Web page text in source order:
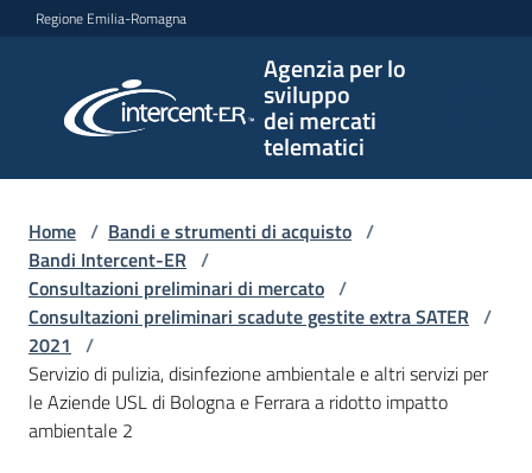
Vai al contenuto
Vai alla navigazione
Vai al footer
Regione Emilia-Romagna
Agenzia per lo
sviluppo
dei mercati
telematici
per lo
sviluppo
telematici
L'Agenzia
Bandi
Home / Bandi e strumenti di acquisto /
Bandi Intercent-ER /
Consultazioni preliminari di mercato /
Consultazioni preliminari scadute gestite extra SATER /
2021 /
Servizio di pulizia, disinfezione ambientale e altri servizi per
le Aziende USL di Bologna e Ferrara a ridotto impatto
ambientale 2